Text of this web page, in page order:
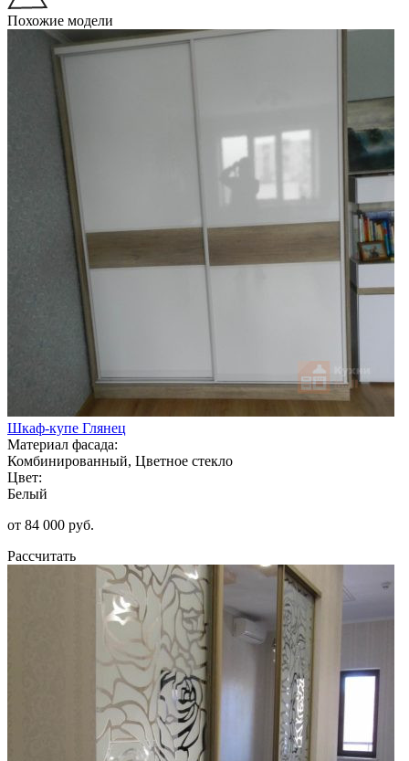
Похожие модели
Шкаф-купе Глянец
Материал фасада:
Комбинированный, Цветное стекло
Цвет:
Белый
от 84 000 руб.
Рассчитать